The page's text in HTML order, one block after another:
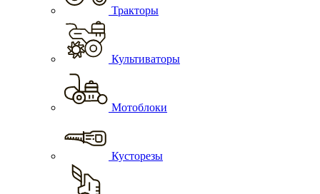
Тракторы
Культиваторы
Мотоблоки
Кусторезы